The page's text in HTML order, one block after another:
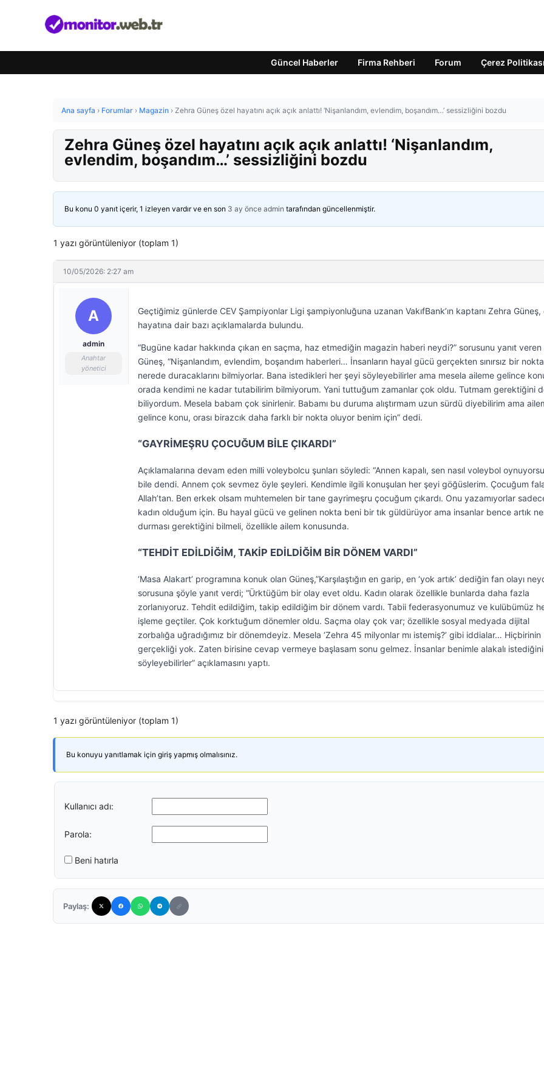
Güncel Haberler Firma Rehberi Forum Çerez Politikası
Ana sayfa › Forumlar › Magazin › Zehra Güneş özel hayatını açık açık anlattı! ‘Nişanlandım, evlendim, boşandım…’ sessizliğini bozdu
Zehra Güneş özel hayatını açık açık anlattı! ‘Nişanlandım,
evlendim, boşandım…’ sessizliğini bozdu
Bu konu 0 yanıt içerir, 1 izleyen vardır ve en son 3 ay önce admin tarafından güncellenmiştir.
1 yazı görüntüleniyor (toplam 1)
10/05/2026: 2:27 am
A
admin
Anahtar
yönetici
Geçtiğimiz günlerde CEV Şampiyonlar Ligi şampiyonluğuna uzanan VakıfBank’ın kaptanı Zehra Güneş,
hayatına dair bazı açıklamalarda bulundu.
“Bugüne kadar hakkında çıkan en saçma, haz etmediğin magazin haberi neydi?” sorusunu yanıt veren
Güneş, “Nişanlandım, evlendim, boşandım haberleri… İnsanların hayal gücü gerçekten sınırsız bir
nerede duracaklarını bilmiyorlar. Bana istedikleri her şeyi söyleyebilirler ama mesela aileme gelince
orada kendimi ne kadar tutabilirim bilmiyorum. Yani tuttuğum zamanlar çok oldu. Tutmam gerektiğini
biliyordum. Mesela babam çok sinirlenir. Babamı bu duruma alıştırmam uzun sürdü diyebilirim ama
gelince konu, orası birazcık daha farklı bir nokta oluyor benim için” dedi.
“GAYRİMEŞRU ÇOCUĞUM BİLE ÇIKARDI”
Açıklamalarına devam eden milli voleybolcu şunları söyledi: “Annen kapalı, sen nasıl voleybol
bile dendi. Annem çok sevmez öyle şeyleri. Kendimle ilgili konuşulan her şeyi göğüslerim. Çocuğum
Allah’tan. Ben erkek olsam muhtemelen bir tane gayrimeşru çocuğum çıkardı. Onu yazamıyorlar
kadın olduğum için. Bu hayal gücü ve gelinen nokta beni bir tık güldürüyor ama insanlar bence artık
durması gerektiğini bilmeli, özellikle ailem konusunda.
“TEHDİT EDİLDİĞİM, TAKİP EDİLDİĞİM BİR DÖNEM VARDI”
‘Masa Alakart’ programına konuk olan Güneş,”Karşılaştığın en garip, en ‘yok artık’ dediğin fan olayı
sorusuna şöyle yanıt verdi; “Ürktüğüm bir olay evet oldu. Kadın olarak özellikle bunlarda daha fazla
zorlanıyoruz. Tehdit edildiğim, takip edildiğim bir dönem vardı. Tabii federasyonumuz ve kulübümüz
işleme geçtiler. Çok korktuğum dönemler oldu. Saçma olay çok var; özellikle sosyal medyada dijital
zorbalığa uğradığımız bir dönemdeyiz. Mesela ‘Zehra 45 milyonlar mı istemiş?’ gibi iddialar… Hiçbirinin
gerçekliği yok. Zaten birisine cevap vermeye başlasam sonu gelmez. İnsanlar benimle alakalı istediğini
söyleyebilirler” açıklamasını yaptı.
1 yazı görüntüleniyor (toplam 1)
Bu konuyu yanıtlamak için giriş yapmış olmalısınız.
Kullanıcı adı:
Parola:
Beni hatırla
Paylaş: